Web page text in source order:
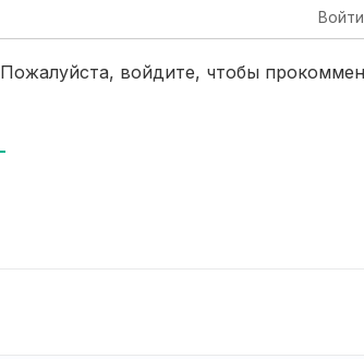
Пожалуйста, войдите, чтобы